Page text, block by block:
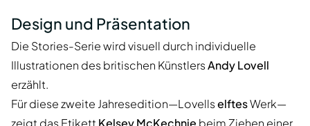
Design und Präsentation
Die Stories-Serie wird visuell durch individuelle
Illustrationen des britischen KünstlersAndy Lovell
erzählt.
Für diese zweite Jahresedition—LovellselftesWerk—